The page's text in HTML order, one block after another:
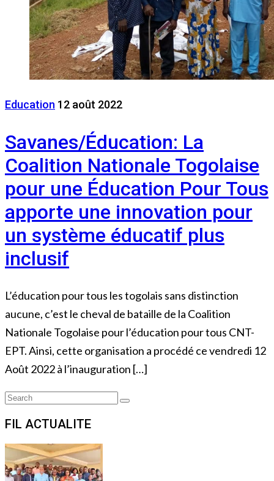
Education 12 août 2022
Savanes/Éducation: La
Coalition Nationale Togolaise
pour une Éducation Pour Tous
apporte une innovation pour
un système éducatif plus
inclusif
L’éducation pour tous les togolais sans distinction
aucune, c’est le cheval de bataille de la Coalition
Nationale Togolaise pour l’éducation pour tous CNT-
EPT. Ainsi, cette organisation a procédé ce vendredi 12
Août 2022 à l’inauguration […]
Search
Search
FIL ACTUALITE